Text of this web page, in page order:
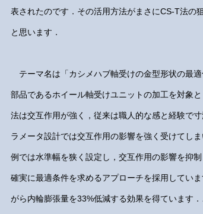
表されたのです．その活用方法がまさにCS-T法の
と思います．
テーマ名は「カシメハブ軸受けの金型形状の最
部品であるホイール軸受けユニットの加工を対象
法は交互作用が強く，従来は職人的な感と経験で
ラメータ設計では交互作用の影響を強く受けてし
例では水準幅を狭く設定し，交互作用の影響を抑
確実に最適条件を求めるアプローチを採用してい
がら内輪膨張量を33%低減する効果を得ています